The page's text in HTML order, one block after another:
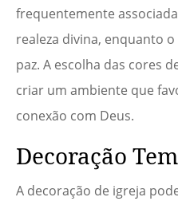
frequentemente
realeza divina, enquanto
paz. A escolha das cores
criar um ambiente que
conexão com Deus.
Decoração
A decoração de igreja